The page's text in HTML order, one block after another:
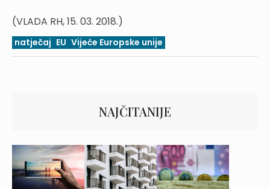
(VLADA RH, 15. 03. 2018.)
natječaj EU Vijeće Europske unije
NAJČITANIJE